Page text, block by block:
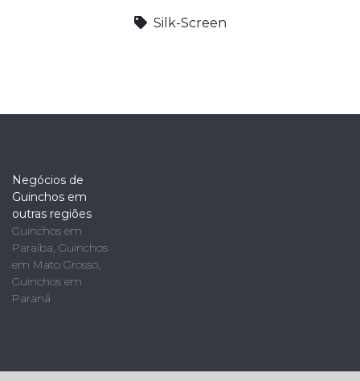
Silk-Screen
Negócios de
Guinchos em
outras regiões
Guinchos em
Paraíba, Guinchos
em Mato Grosso,
Guinchos em
Paraná